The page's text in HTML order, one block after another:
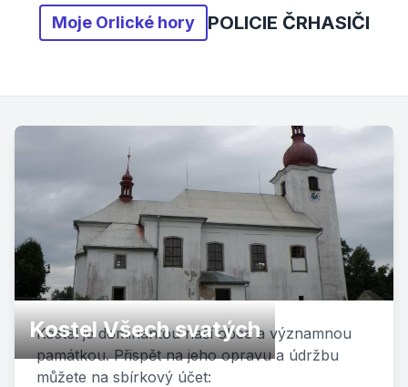
Moje Orlické hory POLICIE ČRHASIČI
Kostel Všech svatých
Kostel je dominantou naší obce a významnou
památkou. Přispět na jeho opravu a údržbu
můžete na sbírkový účet: